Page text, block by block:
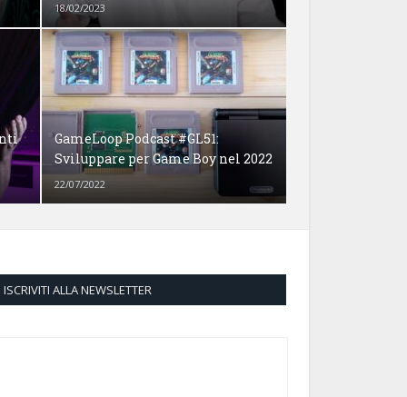
18/02/2023
GameLoop Podcast #GL51:
Sviluppare per Game Boy nel 2022
22/07/2022
ISCRIVITI ALLA NEWSLETTER